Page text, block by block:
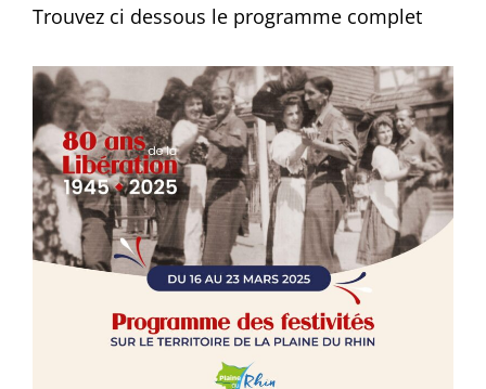
Trouvez ci dessous le programme complet